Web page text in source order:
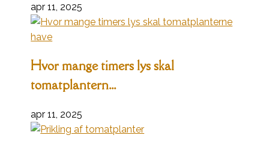
apr 11, 2025
Hvor mange timers lys skal
tomatplantern...
apr 11, 2025